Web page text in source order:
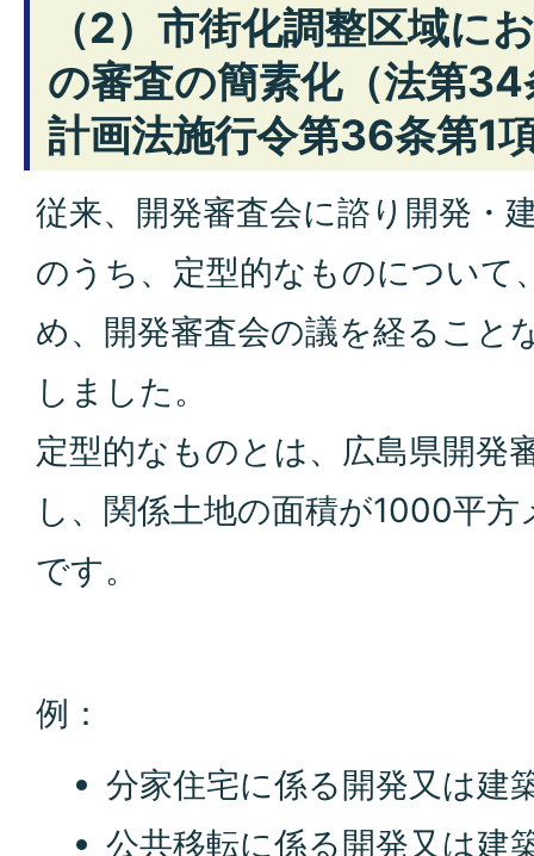
（2）市街化調整区域に
の審査の簡素化（法第
計画法施行令第36条第1
従来、開発審査会に諮り開発・
のうち、定型的なものについて
め、開発審査会の議を経ること
しました。
定型的なものとは、広島県開発
し、関係土地の面積が1000平
です。
例：
分家住宅に係る開発又は建
公共移転に係る開発又は建